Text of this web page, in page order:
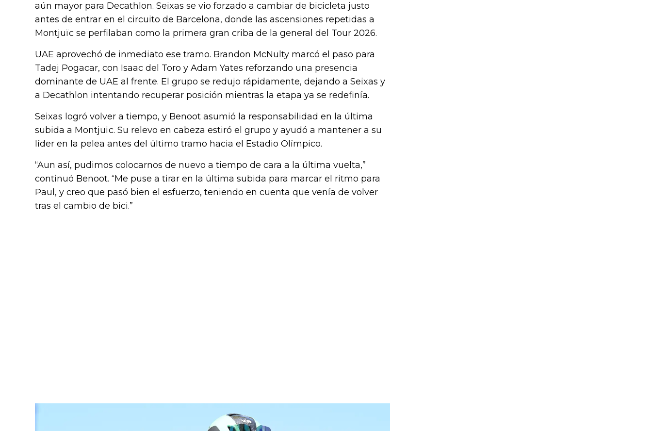
aún mayor para Decathlon. Seixas se vio forzado a cambiar de bicicleta justo
antes de entrar en el circuito de Barcelona, donde las ascensiones repetidas a
Montjuïc se perfilaban como la primera gran criba de la general del Tour 2026.
UAE aprovechó de inmediato ese tramo. Brandon McNulty marcó el paso para
Tadej Pogacar, con Isaac del Toro y Adam Yates reforzando una presencia
dominante de UAE al frente. El grupo se redujo rápidamente, dejando a Seixas y
a Decathlon intentando recuperar posición mientras la etapa ya se redefinía.
Seixas logró volver a tiempo, y Benoot asumió la responsabilidad en la última
subida a Montjuïc. Su relevo en cabeza estiró el grupo y ayudó a mantener a su
líder en la pelea antes del último tramo hacia el Estadio Olímpico.
“Aun así, pudimos colocarnos de nuevo a tiempo de cara a la última vuelta,”
continuó Benoot. “Me puse a tirar en la última subida para marcar el ritmo para
Paul, y creo que pasó bien el esfuerzo, teniendo en cuenta que venía de volver
tras el cambio de bici.”